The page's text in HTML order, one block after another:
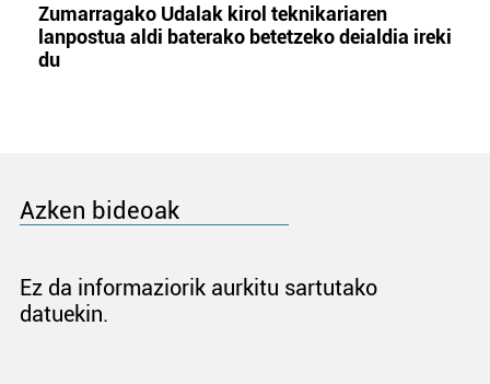
Zumarragako Udalak kirol teknikariaren
lanpostua aldi baterako betetzeko deialdia ireki
du
Azken bideoak
Ez da informaziorik aurkitu sartutako
datuekin.